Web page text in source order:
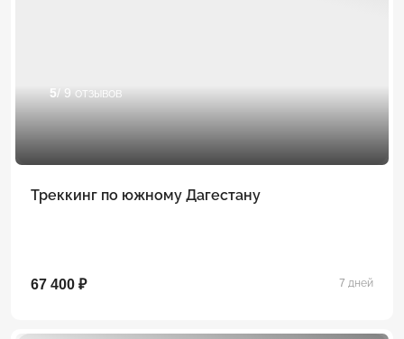
5/ 9 отзывов
Треккинг по южному Дагестану
67 400 ₽ 7 дней